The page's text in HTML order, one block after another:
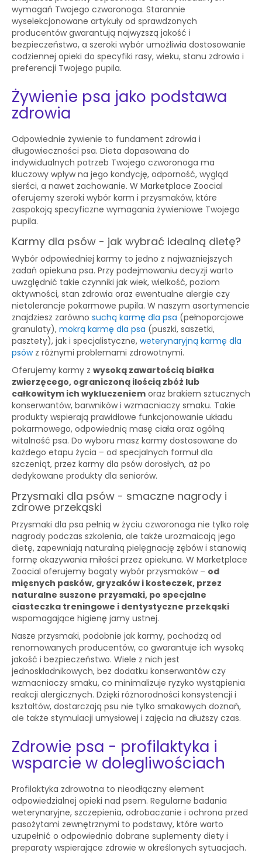
wymagań Twojego czworonoga. Starannie
wyselekcjonowane artykuły od sprawdzonych
producentów gwarantują najwyższą jakość i
bezpieczeństwo, a szeroki wybór umożliwia dostosowanie
codziennej opieki do specyfiki rasy, wieku, stanu zdrowia i
preferencji Twojego pupila.
Żywienie psa jako podstawa
zdrowia
Odpowiednie żywienie to fundament zdrowia i
długowieczności psa. Dieta dopasowana do
indywidualnych potrzeb Twojego czworonoga ma
kluczowy wpływ na jego kondycję, odporność, wygląd
sierści, a nawet zachowanie. W Marketplace Zoocial
oferujemy szeroki wybór karm i przysmaków, które
zaspokoją specyficzne wymagania żywieniowe Twojego
pupila.
Karmy dla psów - jak wybrać idealną dietę?
Wybór odpowiedniej karmy to jedno z najważniejszych
zadań opiekuna psa. Przy podejmowaniu decyzji warto
uwzględnić takie czynniki jak wiek, wielkość, poziom
aktywności, stan zdrowia oraz ewentualne alergie czy
nietolerancje pokarmowe pupila. W naszym asortymencie
znajdziesz zarówno suchą karmę dla psa (pełnoporcjowe
granulaty), mokrą karmę dla psa (puszki, saszetki,
pasztety), jak i specjalistyczne, weterynaryjną karmę dla
psówz różnymi problemami zdrowotnymi.
Oferujemy karmy z wysoką zawartością białka
zwierzęcego, ograniczoną ilością zbóż lub
całkowitym ich wykluczeniem oraz brakiem sztucznych
konserwantów, barwników i wzmacniaczy smaku. Takie
produkty wspierają prawidłowe funkcjonowanie układu
pokarmowego, odpowiednią masę ciała oraz ogólną
witalność psa. Do wyboru masz karmy dostosowane do
każdego etapu życia – od specjalnych formuł dla
szczeniąt, przez karmy dla psów dorosłych, aż po
dedykowane produkty dla seniorów.
Przysmaki dla psów - smaczne nagrody i
zdrowe przekąski
Przysmaki dla psa pełnią w życiu czworonoga nie tylko rolę
nagrody podczas szkolenia, ale także urozmaicają jego
dietę, zapewniają naturalną pielęgnację zębów i stanowią
formę okazywania miłości przez opiekuna. W Marketplace
Zoocial oferujemy bogaty wybór przysmaków – od
mięsnych pasków, gryzaków i kosteczek, przez
naturalne suszone przysmaki, po specjalne
ciasteczka treningowe i dentystyczne przekąski
wspomagające higienę jamy ustnej.
Nasze przysmaki, podobnie jak karmy, pochodzą od
renomowanych producentów, co gwarantuje ich wysoką
jakość i bezpieczeństwo. Wiele z nich jest
jednoskładnikowych, bez dodatku konserwantów czy
wzmacniaczy smaku, co minimalizuje ryzyko wystąpienia
reakcji alergicznych. Dzięki różnorodności konsystencji i
kształtów, dostarczają psu nie tylko smakowych doznań,
ale także stymulacji umysłowej i zajęcia na dłuższy czas.
Zdrowie psa - profilaktyka i
wsparcie w dolegliwościach
Profilaktyka zdrowotna to nieodłączny element
odpowiedzialnej opieki nad psem. Regularne badania
weterynaryjne, szczepienia, odrobaczanie i ochrona przed
pasożytami zewnętrznymi to podstawy, które warto
uzupełnić o odpowiednio dobrane suplementy diety i
preparaty wspierające zdrowie w określonych sytuacjach.